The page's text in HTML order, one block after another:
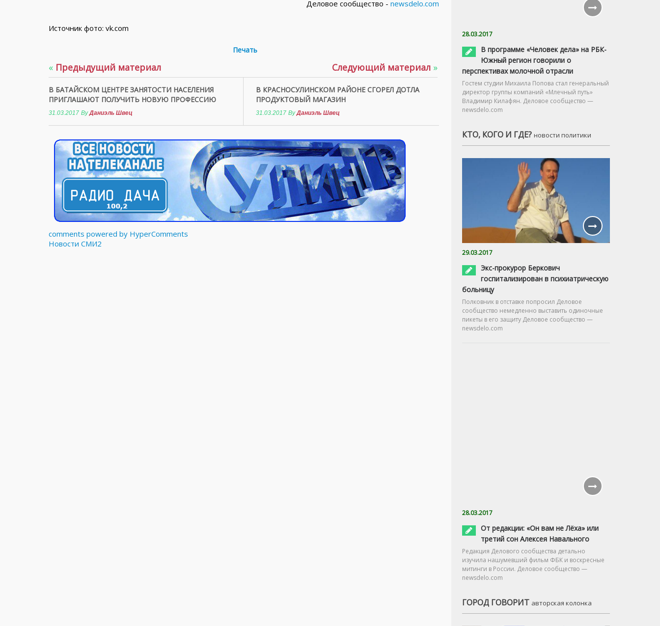
Деловое сообщество - newsdelo.com
Источник фото: vk.com
Печать
« Предыдущий материал
В БАТАЙСКОМ ЦЕНТРЕ ЗАНЯТОСТИ НАСЕЛЕНИЯ
ПРИГЛАШАЮТ ПОЛУЧИТЬ НОВУЮ ПРОФЕССИЮ
31.03.2017 ByДаниэль Швец
Следующий материал »
В КРАСНОСУЛИНСКОМ РАЙОНЕ СГОРЕЛ ДОТЛА
ПРОДУКТОВЫЙ МАГАЗИН
31.03.2017 ByДаниэль Швец
comments powered by HyperComments
Новости СМИ2
28.03.2017
В программе «Человек дела» на РБК-
Южный регион говорили о
перспективах молочной отрасли
Гостем студии Михаила Попова стал генеральный
директор группы компаний «Млечный путь»
Владимир Килафян. Деловое сообщество —
newsdelo.com
КТО, КОГО И ГДЕ? новости политики
29.03.2017
Экс-прокурор Беркович
госпитализирован в психиатрическую
больницу
Полковник в отставке попросил Деловое
сообщество немедленно выставить одиночные
пикеты в его защиту Деловое сообщество —
newsdelo.com
28.03.2017
От редакции: «Он вам не Лёха» или
третий сон Алексея Навального
Редакция Делового сообщества детально
изучила нашумевший фильм ФБК и воскресные
митинги в России. Деловое сообщество —
newsdelo.com
ГОРОД ГОВОРИТ авторская колонка